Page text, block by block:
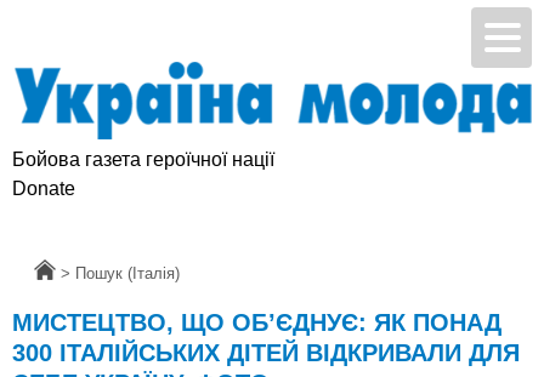
Бойова газета героїчної нації
Donate
Головна
> Пошук (Італія)
МИСТЕЦТВО, ЩО ОБ’ЄДНУЄ: ЯК ПОНАД
300 ІТАЛІЙСЬКИХ ДІТЕЙ ВІДКРИВАЛИ ДЛЯ